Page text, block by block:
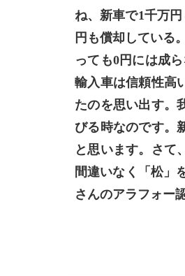
ね、新車で1千万
円も償却している
っても0円には成
輸入車は信頼性高
たのを思い出す。
びる時なのです。
と思います。さて
間違いなく「松」
さんのアラフォー